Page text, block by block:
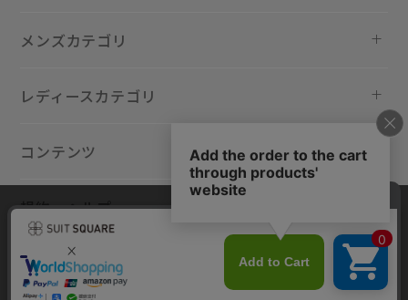
メンズカテゴリ
レディースカテゴリ
コンテンツ
規約・ヘルプ
当サイトでは利用体験の向上およびコンテンツの最適な提供、トラフィ
ックの分析を目的としてCookieを使用しています。サイトの閲覧を継続
された場合、Cookieの利用に同意したものといたします。詳細について
はプライバシーポリシー をご確認ください。